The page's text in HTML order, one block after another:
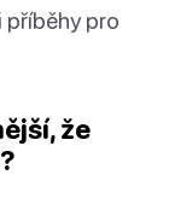
příběhy pro
že